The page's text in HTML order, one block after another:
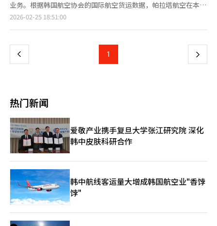
业的需求来提高盈利能力。大韩航空表示，为应对国际油价上涨带
来的成本增加，公司自4月起已转为紧急管理模式，并通过分阶段
应对油价来提高整体成本效率，以此为契机加强财务结构，奠定稳
定的未来增长基础。
业务。根据韩国航空协会的国际航空货运数据，帕拉塔航空在本月
第一周运输了228吨货物。上个月第三周为113吨，第四周为168
塔航空在扩大客运航线的同时，提高了客机下部货舱的利用率。通
逐步扩大了货运收入基础。帕拉塔航空的一位代表表示：“在1月
的客运旺季，我们保持了稳定的乘客率，同时通过优化航班时刻表
2026-02-25 18:51:00
上
页
1 下
热门新闻
爱敬产业携手复旦大学张江研究院 深化
韩中皮肤科研合作
韩中航线客运量大增成韩国航空业"香饽
饽"